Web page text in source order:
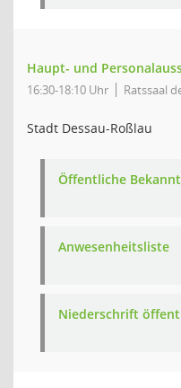
Haupt- und
16:30-18:10 Uhr Ratssaal
Stadt Dessau-Roßlau
Öffentliche
Anwesenheitsliste
Niederschrift